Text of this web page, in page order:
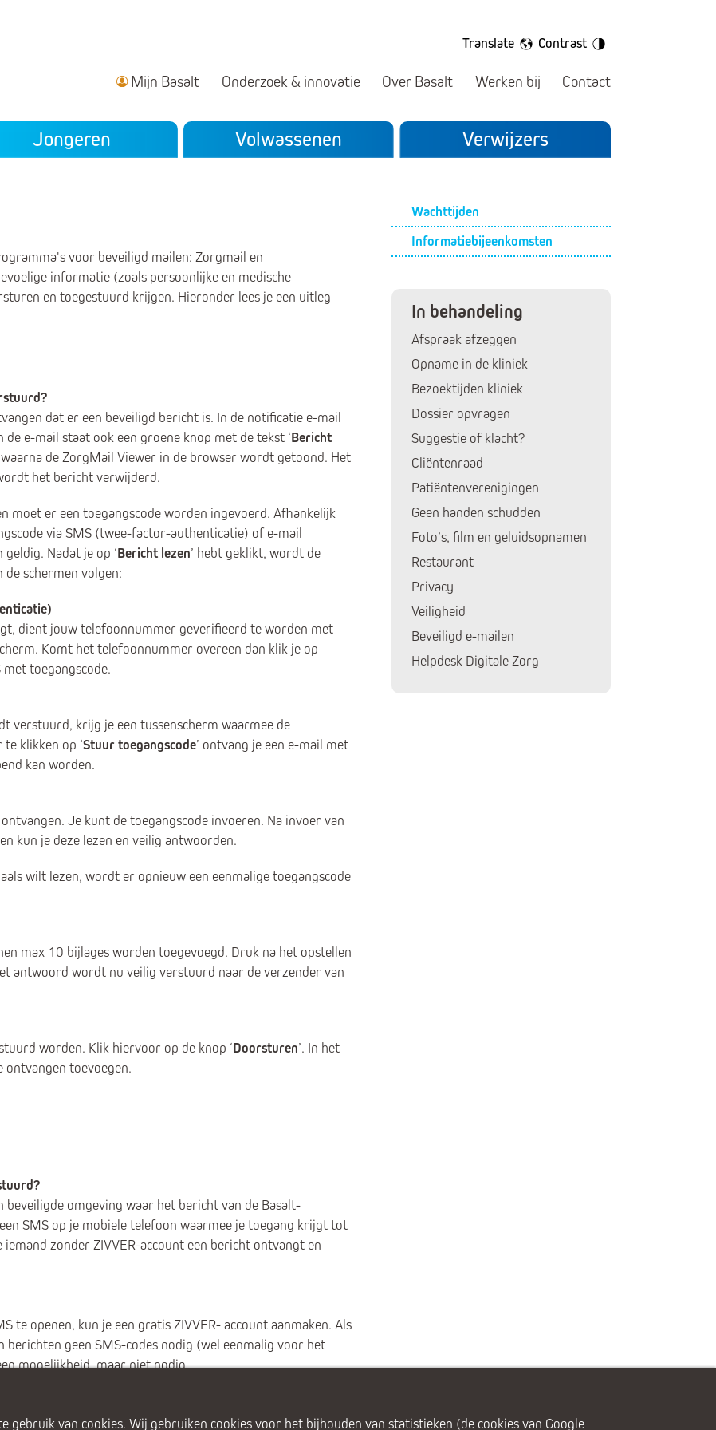
Translate
Contrast
Mijn Basalt Onderzoek & innovatie Over Basalt Werken bij Contact
Jongeren Volwassenen Verwijzers
voor beveiligd mailen: Zorgmail en
informatie (zoals persoonlijke en medische
en toegestuurd krijgen. Hieronder lees je een uitleg
dat er een beveiligd bericht is. In de notificatie e-mail
e-mail staat ook een groene knop met de tekst ‘Bericht
de ZorgMail Viewer in de browser wordt getoond. Het
het bericht verwijderd.
moet er een toegangscode worden ingevoerd. Afhankelijk
via SMS (twee-factor-authenticatie) of e-mail
Nadat je op ‘Bericht lezen’ hebt geklikt, wordt de
schermen volgen:
dient jouw telefoonnummer geverifieerd te worden met
Komt het telefoonnummer overeen dan klik je op
met toegangscode.
verstuurd, krijg je een tussenscherm waarmee de
klikken op ‘Stuur toegangscode’ ontvang je een e-mail met
kan worden.
Je kunt de toegangscode invoeren. Na invoer van
kun je deze lezen en veilig antwoorden.
wilt lezen, wordt er opnieuw een eenmalige toegangscode
max 10 bijlages worden toegevoegd. Druk na het opstellen
antwoord wordt nu veilig verstuurd naar de verzender van
worden. Klik hiervoor op de knop ‘Doorsturen’. In het
ontvangen toevoegen.
beveiligde omgeving waar het bericht van de Basalt-
SMS op je mobiele telefoon waarmee je toegang krijgt tot
iemand zonder ZIVVER-account een bericht ontvangt en
te openen, kun je een gratis ZIVVER- account aanmaken. Als
berichten geen SMS-codes nodig (wel eenmalig voor het
mogelijkheid, maar niet nodig.
Submenu
Wachttijden
Informatiebijeenkomsten
In behandeling
Afspraak afzeggen
Opname in de kliniek
Bezoektijden kliniek
Dossier opvragen
Suggestie of klacht?
Cliëntenraad
Patiëntenverenigingen
Geen handen schudden
Foto’s, film en geluidsopnamen
Restaurant
Privacy
Veiligheid
Huidige pagina:
Beveiligd e-mailen
Helpdesk Digitale Zorg
gebruik van cookies. Wij gebruiken cookies voor het bijhouden van statistieken (de cookies van Google